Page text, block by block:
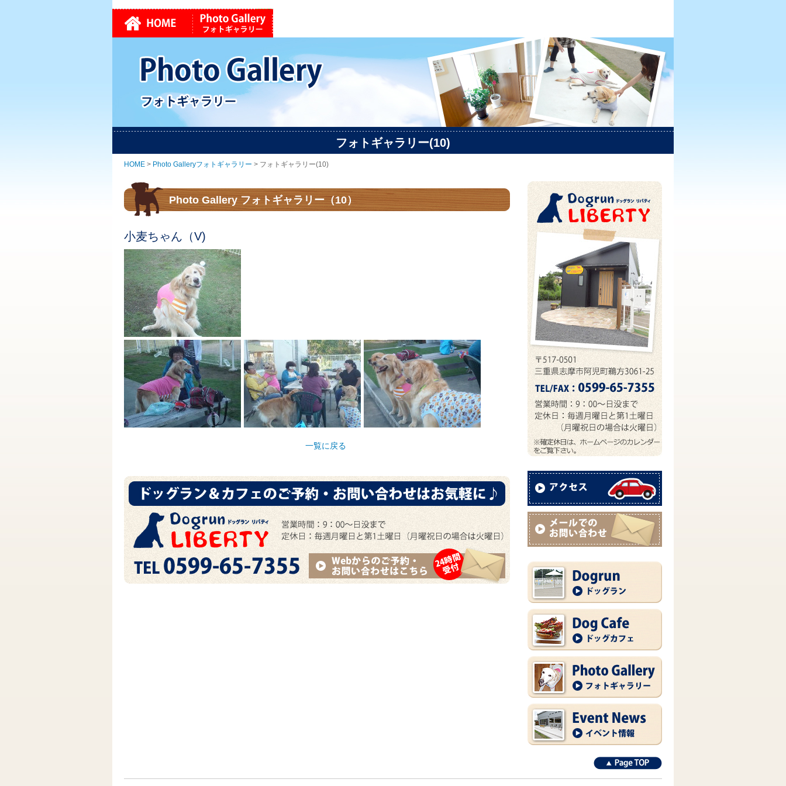
フォトギャラリー(10)
HOME > Photo Galleryフォトギャラリー > フォトギャラリー(10)
Photo Gallery フォトギャラリー（10）
小麦ちゃん（V)
一覧に戻る